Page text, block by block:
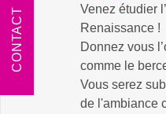
Venez étudier
Renaissance !
Donnez vous
comme le
Vous serez
de l'ambiance
CONTACT